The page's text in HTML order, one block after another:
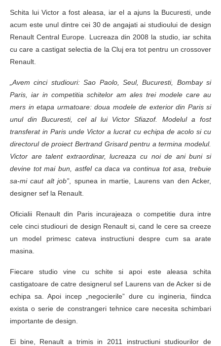
Schita lui Victor a fost aleasa, iar el a ajuns la Bucuresti, unde
acum este unul dintre cei 30 de angajati ai studioului de design
Renault Central Europe. Lucreaza din 2008 la studio, iar schita
cu care a castigat selectia de la Cluj era tot pentru un crossover
Renault.
„Avem cinci studiouri: Sao Paolo, Seul, Bucuresti, Bombay si
Paris, iar in competitia schitelor am ales trei modele care au
mers in etapa urmatoare: doua modele de exterior din Paris si
unul din Bucuresti, cel al lui Victor Sfiazof. Modelul a fost
transferat in Paris unde Victor a lucrat cu echipa de acolo si cu
directorul de proiect Bertrand Grisard pentru a termina modelul.
Victor are talent extraordinar, lucreaza cu noi de ani buni si
devine tot mai bun, astfel ca daca va continua tot asa, trebuie
sa-mi caut alt job” , spunea in martie, Laurens van den Acker,
designer sef la Renault.
Oficialii Renault din Paris incurajeaza o competitie dura intre
cele cinci studiouri de design Renault si, cand le cere sa creeze
un model primesc cateva instructiuni despre cum sa arate
masina.
Fiecare studio vine cu schite si apoi este aleasa schita
castigatoare de catre designerul sef Laurens van de Acker si de
echipa sa. Apoi incep „negocierile” dure cu ingineria, fiindca
exista o serie de constrangeri tehnice care necesita schimbari
importante de design.
Ei bine, Renault a trimis in 2011 instructiuni studiourilor de